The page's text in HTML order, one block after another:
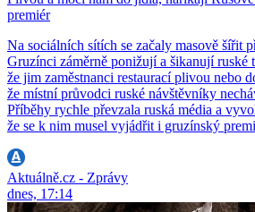
premiér
Na sociálních sítích se začaly masově šířit
Gruzínci záměrně ponižují a šikanují ruské
že jim zaměstnanci restaurací plivou nebo
že místní průvodci ruské návštěvníky
Příběhy rychle převzala ruská média a
že se k nim musel vyjádřit i gruzínský
Aktuálně.cz - Zprávy
dnes, 17:14